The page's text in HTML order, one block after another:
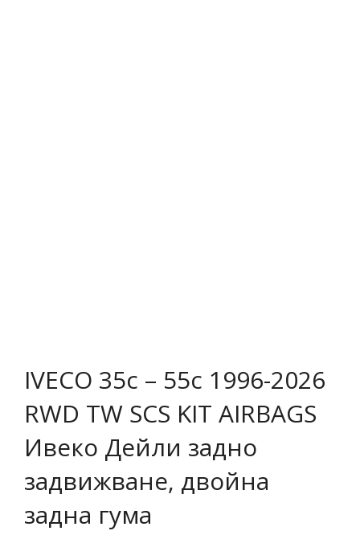
IVECO 35c – 55c 1996-2026
RWD TW SCS KIT AIRBAGS
Ивеко Дейли задно
задвижване, двойна
задна гума